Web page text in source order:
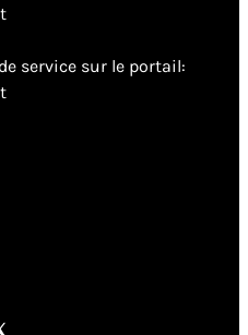
service sur le portail: